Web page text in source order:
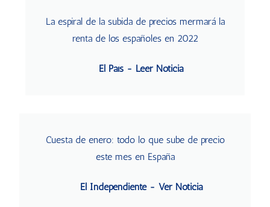
La espiral de la subida de precios mermará la
renta de los españoles en 2022
El País - Leer Noticia
Cuesta de enero: todo lo que sube de precio
este mes en España
El Independiente - Ver Noticia